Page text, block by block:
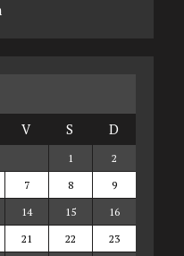
V S D
1
2
7 8
9
14 15
16
21 22 23